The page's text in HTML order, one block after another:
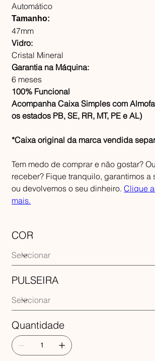
Automático
Tamanho:
47mm
Vidro:
Cristal Mineral
Garantia na Máquina:
6 meses
100% Funcional
Acompanha Caixa Simples com
os estados PB, SE, RR, MT, PE e AL)
*Caixa original da marca vendida
Tem medo de comprar e não gostar?
receber? Fique tranquilo, garantimos a
ou devolvemos o seu dinheiro.Clique
mais.
COR
PULSEIRA
Quantidade